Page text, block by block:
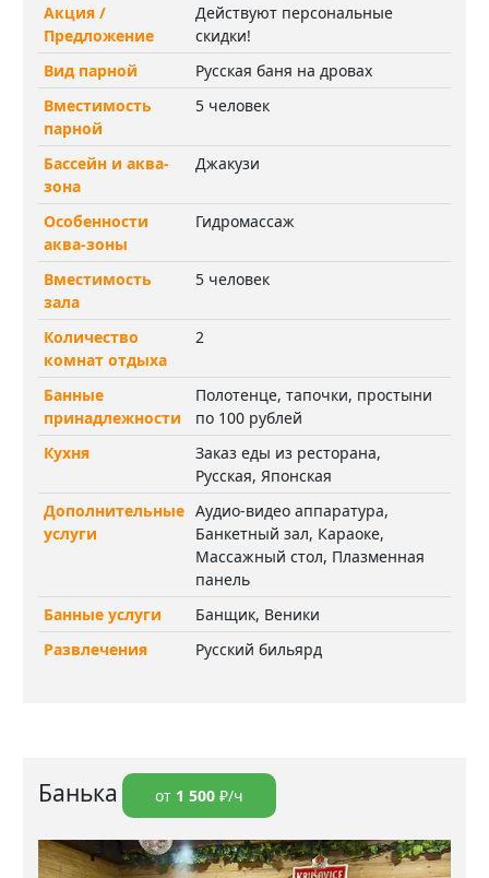
Акция /
Предложение
Действуют персональные
скидки!
Вид парной
Русская баня на дровах
Вместимость
парной
5 человек
Бассейн и аква-
зона
Джакузи
Особенности
аква-зоны
Гидромассаж
Вместимость
зала
5 человек
Количество
комнат отдыха
2
Банные
принадлежности
Полотенце, тапочки, простыни
по 100 рублей
Кухня
Заказ еды из ресторана,
Русская, Японская
Дополнительные
услуги
Аудио-видео аппаратура,
Банкетный зал, Караоке,
Массажный стол, Плазменная
панель
Банные услуги
Банщик, Веники
Развлечения
Русский бильярд
Банька от 1 500 ₽/ч